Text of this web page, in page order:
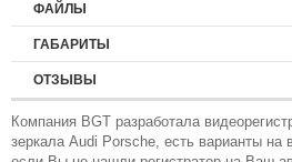
ФАЙЛЫ
ГАБАРИТЫ
ОТЗЫВЫ
Компания BGT разработала
зеркала Audi Porsche, есть варианты на